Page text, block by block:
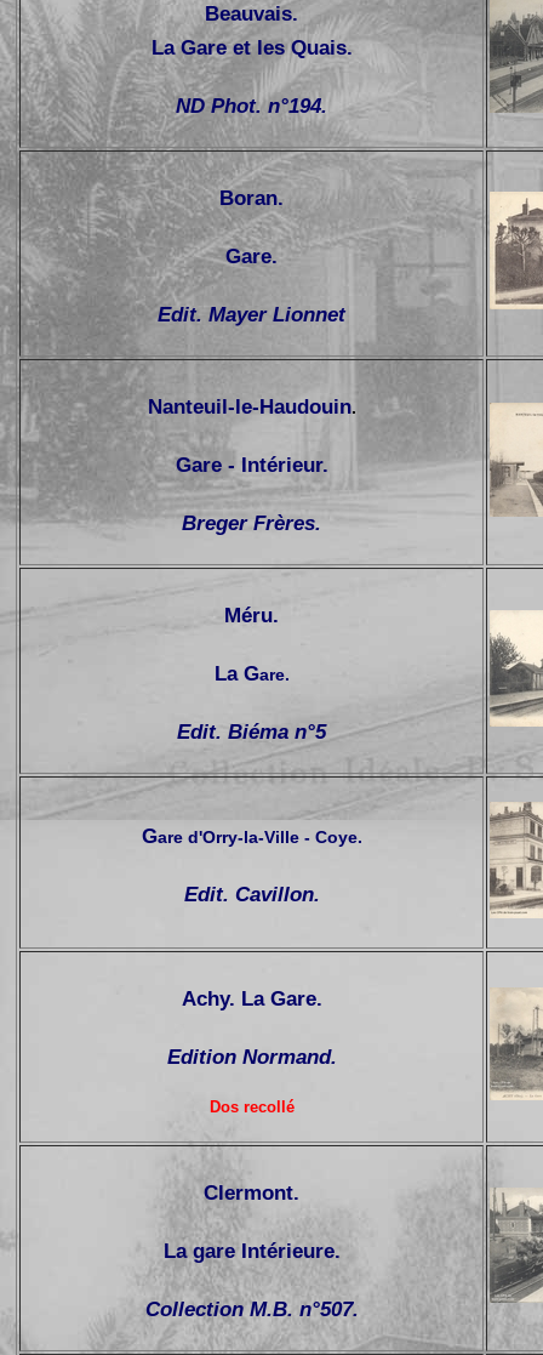
Beauvais.
La Gare et les Quais.
ND Phot. n°194.
Boran.
Gare.
Edit. Mayer Lionnet
Nanteuil-le-Haudouin.
Gare - Intérieur.
Breger Frères.
Méru.
La Gare.
Edit. Biéma n°5
Gare d'Orry-la-Ville - Coye.
Edit. Cavillon.
Achy. La Gare.
Edition Normand.
Dos recollé
Clermont.
La gare Intérieure.
Collection M.B. n°507.